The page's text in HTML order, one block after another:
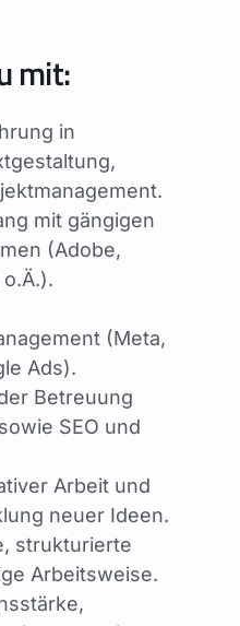
mit:
in
mit gängigen
(Adobe,
(Meta,
Ads).
Betreuung
SEO und
Arbeit und
neuer Ideen.
strukturierte
Arbeitsweise.